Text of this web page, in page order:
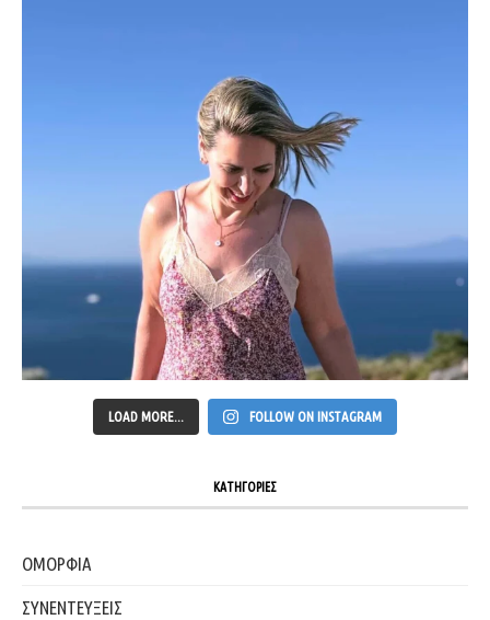
LOAD MORE... FOLLOW ON INSTAGRAM
ΚΑΤΗΓΟΡΙΕΣ
ΟΜΟΡΦΙΑ
ΣΥΝΕΝΤΕΥΞΕΙΣ